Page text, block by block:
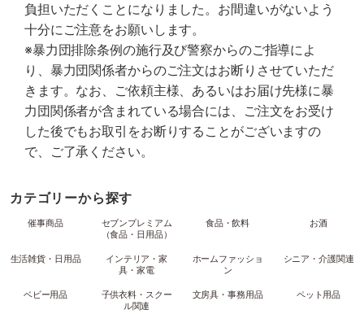
負担いただくことになりました。お間違いがないよう
十分にご注意をお願いします。
※暴力団排除条例の施行及び警察からのご指導によ
り、暴力団関係者からのご注文はお断りさせていただ
きます。なお、ご依頼主様、あるいはお届け先様に暴
力団関係者が含まれている場合には、ご注文をお受け
した後でもお取引をお断りすることがございますの
で、ご了承ください。
カテゴリーから探す
催事商品
セブンプレミアム
（食品・日用品）
食品・飲料 お酒
生活雑貨・日用品
インテリア・家
具・家電
ホームファッショ
ン
シニア・介護関連
ベビー用品
子供衣料・スクー
ル関連
文房具・事務用品 ペット用品